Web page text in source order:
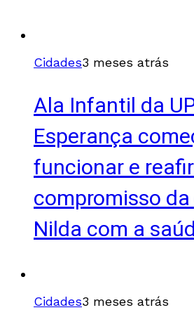
Cidades3 meses atrás
Ala Infantil da
Esperança
funcionar e
compromisso
Nilda com a
Cidades3 meses atrás